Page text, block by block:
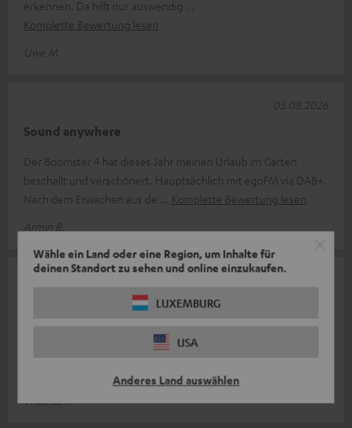
Wähle ein Land oder eine Region, um Inhalte für
deinen Standort zu sehen und online einzukaufen.
LUXEMBURG
USA
Anderes Land auswählen
erkennen. Da hilft nur auswendig
Komplette Bewertung lesen
Uwe M.
Sound anywhere
Der Boomster 4 hat dieses Jahr meinen Urlaub im Garten
beschallt und verschönert. Hauptsächlich mit egoFM via DAB+.
Nach dem Erwachen aus de
Komplette Bewertung lesen
Armin B.
05.08.2026
Die Boomster 4 ist eine multifunktionale Soundbox mit
hervorragendem Klang, DAB, FM und Bluetooth funktionieren
einwandfrei. Ich bin begeis
Komplette Bewertung lesen
Thomas F.